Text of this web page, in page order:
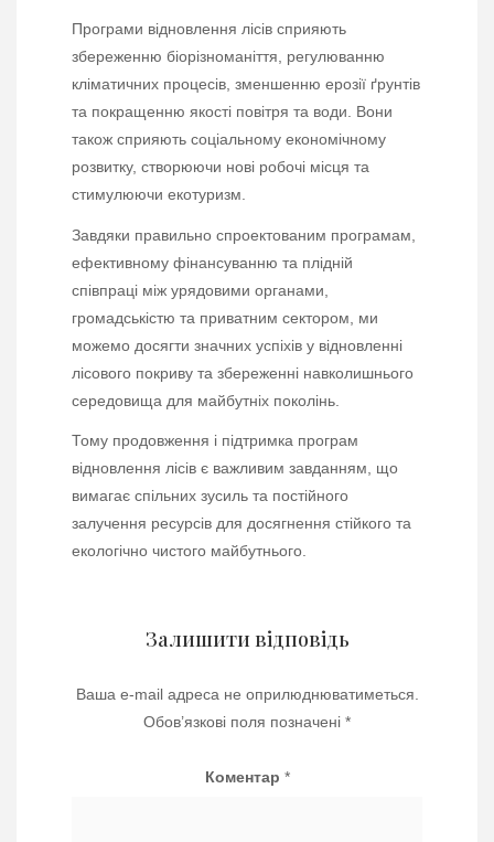
Програми відновлення лісів сприяють
збереженню біорізноманіття, регулюванню
кліматичних процесів, зменшенню ерозії ґрунтів
та покращенню якості повітря та води. Вони
також сприяють соціальному економічному
розвитку, створюючи нові робочі місця та
стимулюючи екотуризм.
Завдяки правильно спроектованим програмам,
ефективному фінансуванню та плідній
співпраці між урядовими органами,
громадськістю та приватним сектором, ми
можемо досягти значних успіхів у відновленні
лісового покриву та збереженні навколишнього
середовища для майбутніх поколінь.
Тому продовження і підтримка програм
відновлення лісів є важливим завданням, що
вимагає спільних зусиль та постійного
залучення ресурсів для досягнення стійкого та
екологічно чистого майбутнього.
Залишити відповідь
Ваша e-mail адреса не оприлюднюватиметься.
Обов’язкові поля позначені *
Коментар *